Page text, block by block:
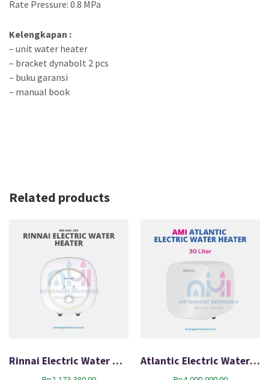
Rate Pressure: 0.8 MPa
Kelengkapan :
– unit water heater
– bracket dynabolt 2 pcs
– buku garansi
– manual book
Related products
Rinnai Electric Water Heater RES-A15C-03C Atlantic Electric Water Heater AMI 30L-Q0